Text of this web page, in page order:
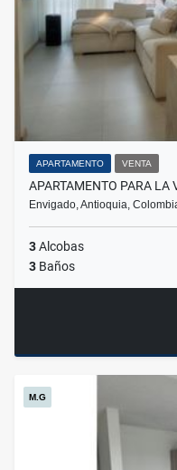
APARTAMENTO VENTA
APARTAMENTO PARA LA
Envigado, Antioquia,
3Alcobas
3 Baños
M.G